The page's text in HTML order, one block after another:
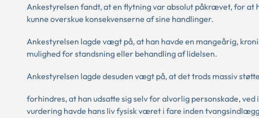
Ankestyrelsen fandt, at en flytning var absolut påkrævet, for at
kunne overskue konsekvenserne af sine handlinger.
Ankestyrelsen lagde vægt på, at han havde en mangeårig,
mulighed for standsning eller behandling af lidelsen.
Ankestyrelsen lagde desuden vægt på, at det trods massiv
forhindres, at han udsatte sig selv for alvorlig personskade,
vurdering havde hans liv fysisk været i fare inden